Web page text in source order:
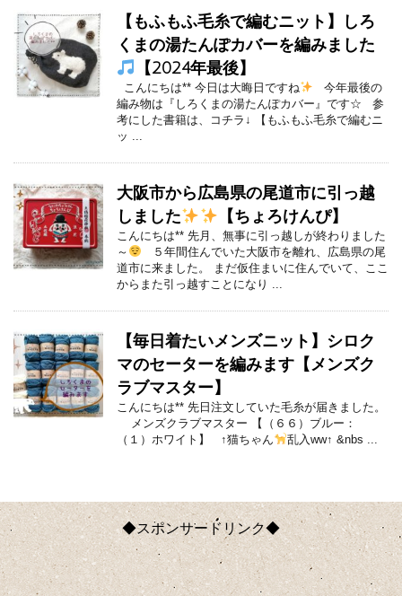
【もふもふ毛糸で編むニット】しろ
くまの湯たんぽカバーを編みました
【2024年最後】
こんにちは** 今日は大晦日ですね
今年最後の
編み物は『しろくまの湯たんぽカバー』です☆ 参
考にした書籍は、コチラ↓ 【もふもふ毛糸で編むニ
ッ ...
大阪市から広島県の尾道市に引っ越
しました
【ちょろけんぴ】
こんにちは** 先月、無事に引っ越しが終わりました
～
５年間住んでいた大阪市を離れ、広島県の尾
道市に来ました。 まだ仮住まいに住んでいて、ここ
からまた引っ越すことになり ...
【毎日着たいメンズニット】シロク
マのセーターを編みます【メンズク
ラブマスター】
こんにちは** 先日注文していた毛糸が届きました。
メンズクラブマスター 【（６６）ブルー：
（１）ホワイト】 ↑猫ちゃん
乱入ww↑ &nbs ...
◆スポンサードリンク◆